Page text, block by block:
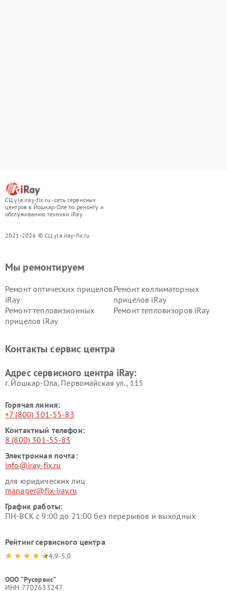
СЦ yla.iray-fix.ru - сеть сервисных
центров в Йошкар-Оле по ремонту и
обслуживанию техники iRay
2021-2026 © СЦ yla.iray-fix.ru
Мы ремонтируем
Ремонт оптических прицелов
iRay
Ремонт коллиматорных
прицелов iRay
Ремонт тепловизионных
прицелов iRay
Ремонт тепловизоров iRay
Контакты сервис центра
Адрес сервисного центра iRay:
г. Йошкар-Ола, Первомайская ул., 115
Горячая линия:
+7 (800) 301-55-83
Контактный телефон:
8 (800) 301-55-83
Электронная почта:
info@iray-fix.ru
для юридических лиц
manager@fix-iray.ru
График работы:
ПН-ВСК с 9:00 до 21:00 без перерывов и выходных
Рейтинг сервисного центра
4.9-5.0
ООО "Русервис"
ИНН 7702633247